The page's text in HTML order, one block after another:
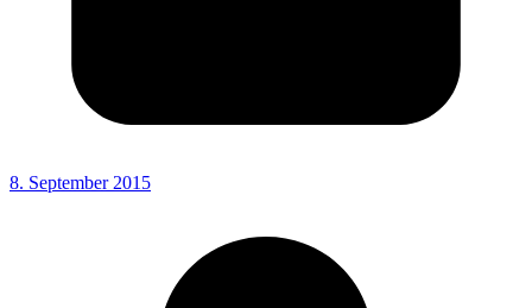
8. September 2015